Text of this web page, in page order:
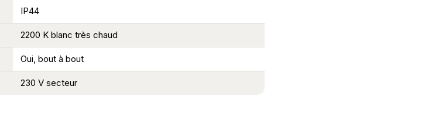
IP44
2200 K blanc très chaud
Oui, bout à bout
230 V secteur